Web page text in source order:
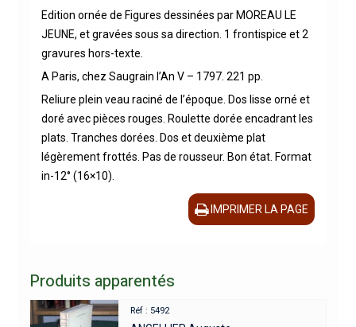
Edition ornée de Figures dessinées par MOREAU LE
JEUNE, et gravées sous sa direction. 1 frontispice et 2
gravures hors-texte.
A Paris, chez Saugrain l’An V – 1797. 221 pp.
Reliure plein veau raciné de l’époque. Dos lisse orné et
doré avec pièces rouges. Roulette dorée encadrant les
plats. Tranches dorées. Dos et deuxième plat
légèrement frottés. Pas de rousseur. Bon état. Format
in-12° (16×10).
IMPRIMER LA PAGE
Produits apparentés
Réf : 5492